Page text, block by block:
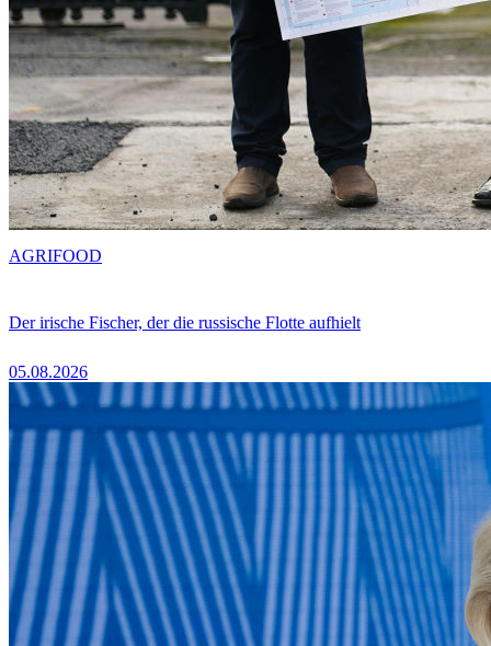
Der irische Fischer, der die russische Flotte aufhielt
05.08.2026
AGRIFOOD